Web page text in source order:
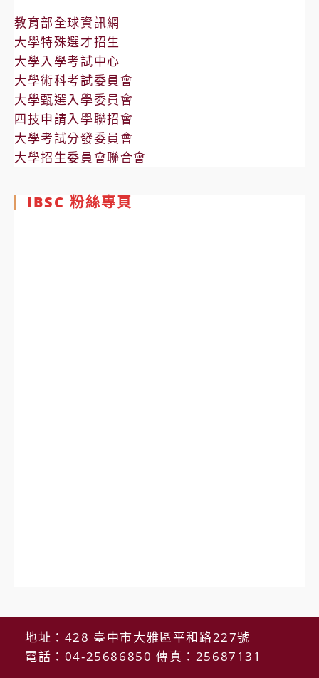
教育部全球資訊網
大學特殊選才招生
大學入學考試中心
大學術科考試委員會
大學甄選入學委員會
四技申請入學聯招會
大學考試分發委員會
大學招生委員會聯合會
IBSC 粉絲專頁
地址：428 臺中市大雅區平和路227號
電話：04-25686850 傳真：25687131